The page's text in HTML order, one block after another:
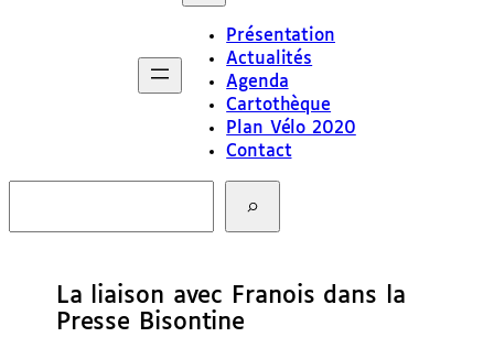
Présentation
Actualités
Agenda
Cartothèque
Plan Vélo 2020
Contact
c
La liaison avec Franois dans la
Presse Bisontine